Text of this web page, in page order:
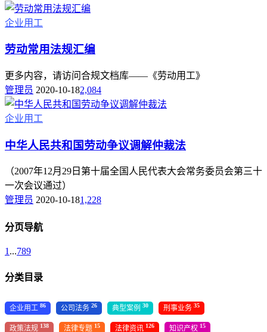
企业用工
劳动常用法规汇编
更多内容，请访问合规文档库——《劳动用工》
管理员 2020-10-182,084
企业用工
中华人民共和国劳动争议调解仲裁法
（2007年12月29日第十届全国人民代表大会常务委员会第三十
一次会议通过）
管理员 2020-10-181,228
分页导航
1 ...789
分类目录
企业用工 86 公司法务 26 典型案例 30 刑事业务 35
政策法规 138 法律专题 15 法律资讯 126 知识产权 15